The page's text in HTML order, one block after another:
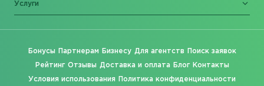
Услуги
Бонусы Партнерам Бизнесу Для агентств Поиск заявок
Рейтинг Отзывы Доставка и оплата Блог Контакты
Условия использования Политика конфиденциальности